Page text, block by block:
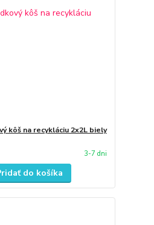
kôš na recykláciu 2x2L biely
3-7 dni
do košíka